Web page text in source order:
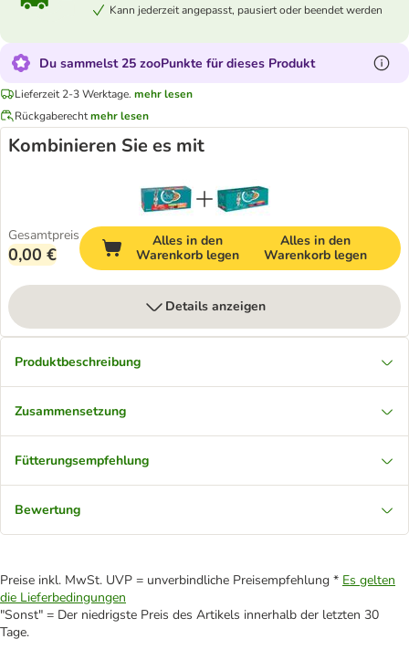
Kann jederzeit angepasst, pausiert oder beendet werden
Du sammelst 25 zooPunkte für dieses Produkt
Lieferzeit 2-3 Werktage. mehr lesen
Rückgaberechtmehr lesen
Kombinieren Sie es mit
Gesamtpreis
0,00 €
Alles in den
Warenkorb legen
Alles in den
Warenkorb legen
Details anzeigen
Produktbeschreibung
Zusammensetzung
Fütterungsempfehlung
Bewertung
Preise inkl. MwSt. UVP = unverbindliche Preisempfehlung * Es gelten
die Lieferbedingungen
"Sonst" = Der niedrigste Preis des Artikels innerhalb der letzten 30
Tage.